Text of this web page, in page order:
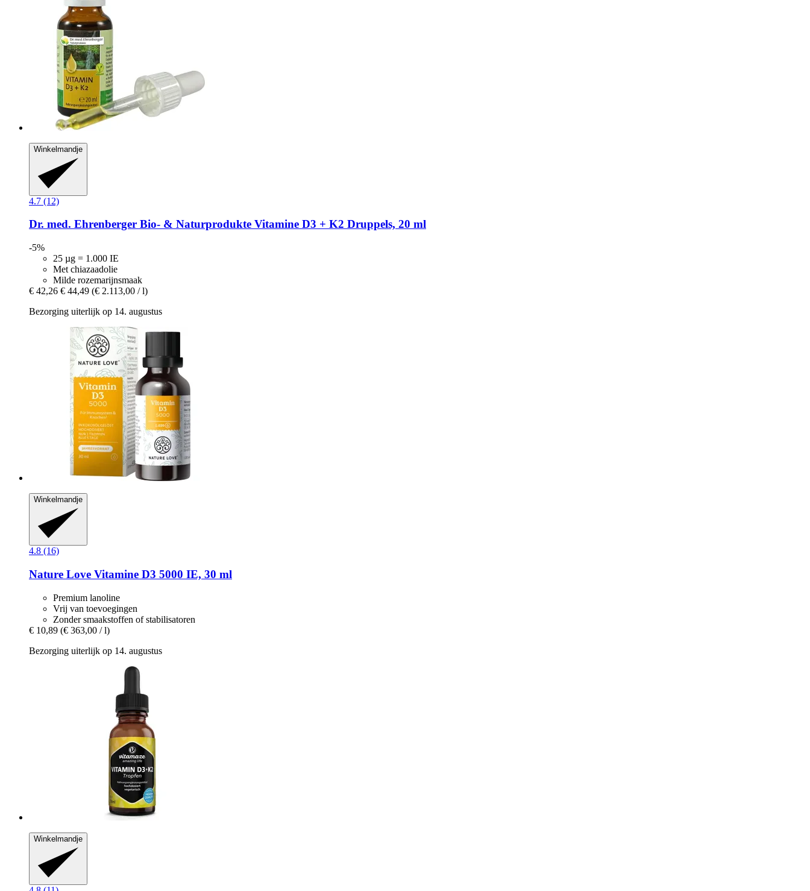
Winkelmandje
4.7 (12)
Dr. med. Ehrenberger Bio- & Naturprodukte Vitamine D3 + K2 Druppels, 20 ml
-5%
25 µg = 1.000 IE
Met chiazaadolie
Milde rozemarijnsmaak
€ 42,26 € 44,49 (€ 2.113,00 / l)
Bezorging uiterlijk op 14. augustus
Winkelmandje
4.8 (16)
Nature Love Vitamine D3 5000 IE, 30 ml
Premium lanoline
Vrij van toevoegingen
Zonder smaakstoffen of stabilisatoren
€ 10,89 (€ 363,00 / l)
Bezorging uiterlijk op 14. augustus
Winkelmandje